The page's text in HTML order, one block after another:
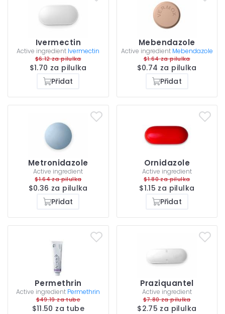
Ivermectin
Active ingredient Ivermectin
$6.12 za pilulka
$1.70 za pilulka
Přidat
Mebendazole
Active ingredient Mebendazole
$1.64 za pilulka
$0.74 za pilulka
Přidat
Metronidazole
Active ingredient
$1.64 za pilulka
$0.36 za pilulka
Přidat
Ornidazole
Active ingredient
$1.80 za pilulka
$1.15 za pilulka
Přidat
Permethrin
Active ingredient Permethrin
$49.19 za tube
$11.50 za tube
Praziquantel
Active ingredient
$7.80 za pilulka
$2.75 za pilulka